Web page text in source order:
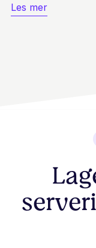
Les mer